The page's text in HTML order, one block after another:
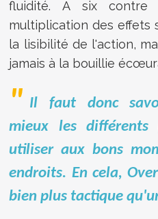
fluidité. A six
multiplication des effets
la lisibilité de l'action,
jamais à la bouillie
Il faut donc
mieux les différents
utiliser aux bons
endroits. En cela,
bien plus tactique